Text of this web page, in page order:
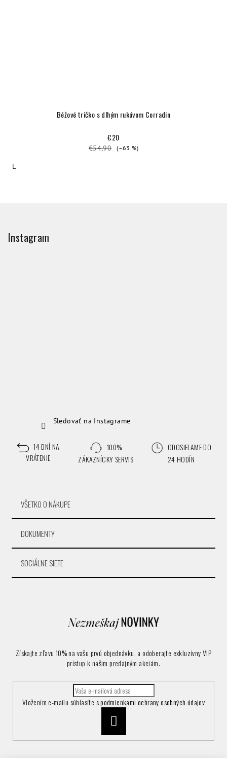
Béžové tričko s dlhým rukávom Corradin
€20
€54,90 (–63 %)
L
Instagram
Sledovať na Instagrame
14 DNÍ NA
VRÁTENIE
100%
ZÁKAZNÍCKY SERVIS
ODOSIELAME DO
24 HODÍN
VŠETKO O NÁKUPE
DOKUMENTY
SOCIÁLNE SIETE
Získajte zľavu 10% na vašu prvú objednávku, a odoberajte exkluzívny VIP
prístup k našim predajným akciám.
Vložením e-mailu súhlasíte spodmienkami ochrany osobných údajov